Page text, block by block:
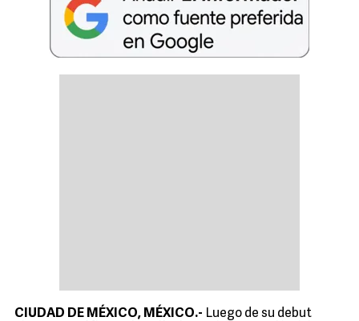
CIUDAD DE MÉXICO, MÉXICO.- Luego de su debut